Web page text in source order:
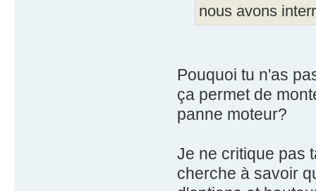
nous avons
Pouquoi tu n'as
ça permet de
panne moteur?
Je ne critique pas
cherche à savoir